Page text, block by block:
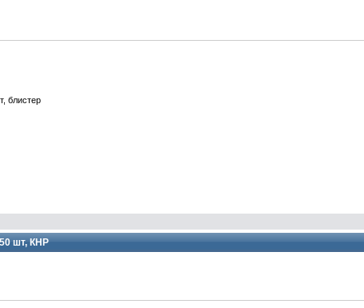
блистер
шт, КНР